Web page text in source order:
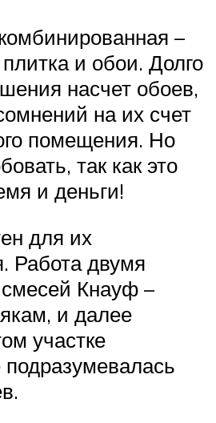
–
и обои. Долго
насчет обоев,
на их счет
помещения. Но
так как это
и деньги!
для их
Работа двумя
Кнауф –
и далее
участке
подразумевалась